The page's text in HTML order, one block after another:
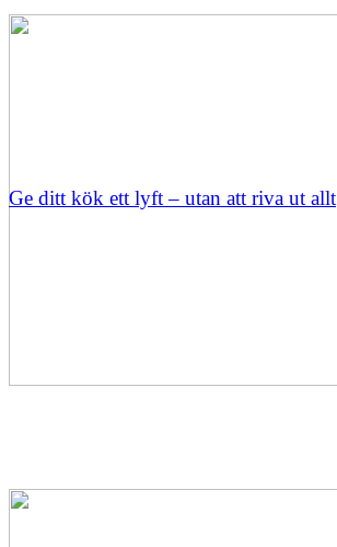
Ge ditt kök ett lyft – utan att riva ut allt